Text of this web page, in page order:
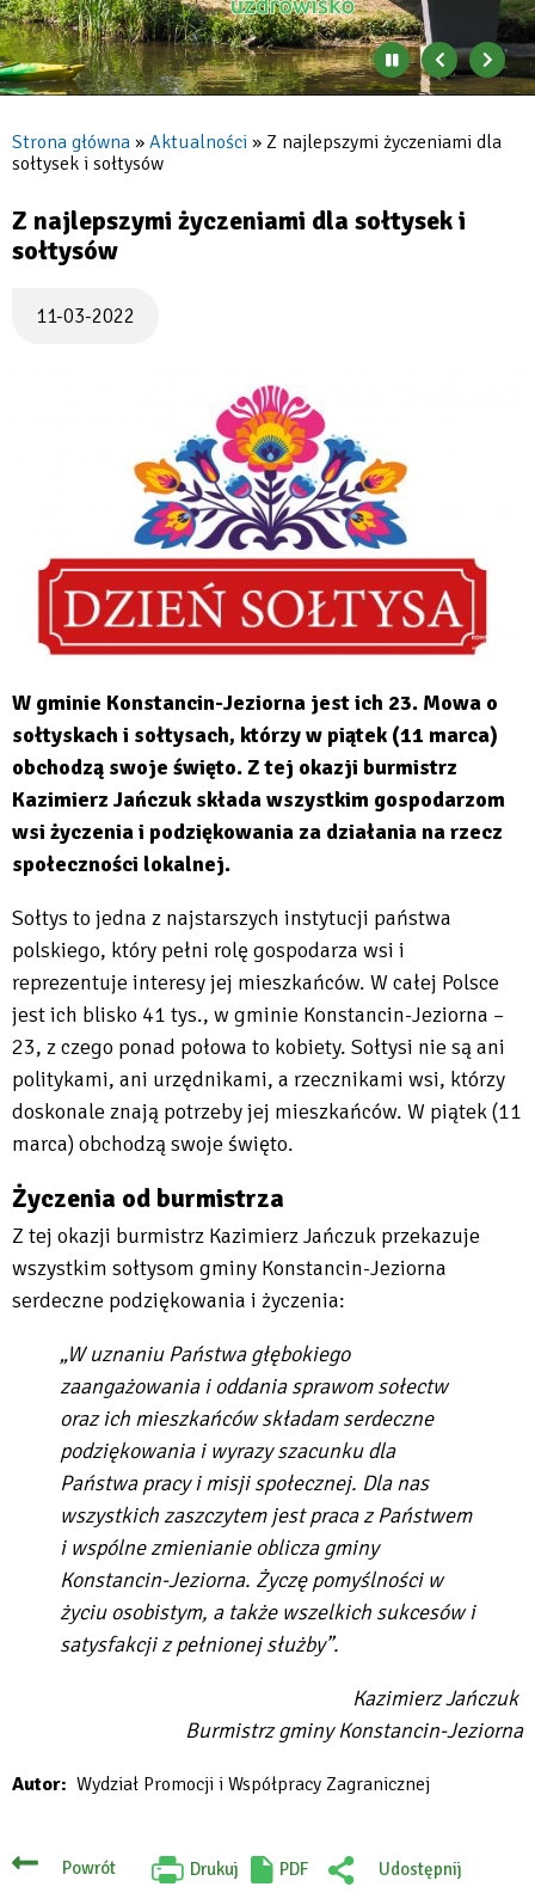
Zatrzymaj
automatyczne
się
banerów
Poprzedni
bannerbaner
Ścieżka
Strona główna Aktualności
Z najlepszymi życzeniami dla
sołtysek i sołtysów
Z najlepszymi życzeniami dla sołtysek i
sołtysów
11-03-2022
W gminie Konstancin-Jeziorna jest ich 23. Mowa o
sołtyskach i sołtysach, którzy w piątek (11 marca)
obchodzą swoje święto. Z tej okazji burmistrz
Kazimierz Jańczuk składa wszystkim gospodarzom
wsi życzenia i podziękowania za działania na rzecz
społeczności lokalnej.
Sołtys to jedna z najstarszych instytucji państwa
polskiego, który pełni rolę gospodarza wsi i
reprezentuje interesy jej mieszkańców. W całej Polsce
jest ich blisko 41 tys., w gminie Konstancin-Jeziorna –
23, z czego ponad połowa to kobiety. Sołtysi nie są ani
politykami, ani urzędnikami, a rzecznikami wsi, którzy
doskonale znają potrzeby jej mieszkańców. W piątek (11
marca) obchodzą swoje święto.
Życzenia od burmistrza
Z tej okazji burmistrz Kazimierz Jańczuk przekazuje
wszystkim sołtysom gminy Konstancin-Jeziorna
serdeczne podziękowania i życzenia:
„W uznaniu Państwa głębokiego
zaangażowania i oddania sprawom sołectw
oraz ich mieszkańców składam serdeczne
podziękowania i wyrazy szacunku dla
Państwa pracy i misji społecznej. Dla nas
wszystkich zaszczytem jest praca z Państwem
i wspólne zmienianie oblicza gminy
Konstancin-Jeziorna. Życzę pomyślności w
życiu osobistym, a także wszelkich sukcesów i
satysfakcji z pełnionej służby”.
Kazimierz Jańczuk
Burmistrz gminy Konstancin-Jeziorna
Autor Wydział Promocji i Współpracy Zagranicznej
Powrót Drukuj
Will
PDF
Udostępnij